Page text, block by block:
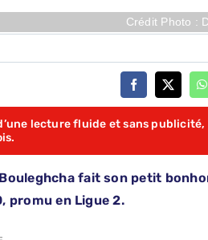
Crédit Photo :
lecture fluide et sans
fait son petit
promu en Ligue 2.